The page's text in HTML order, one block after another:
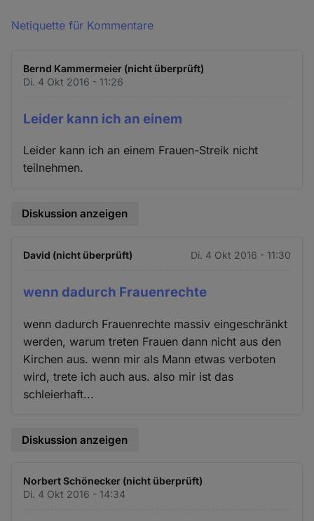
Netiquette für Kommentare
Bernd Kammermeier (nicht überprüft)
Di. 4 Okt 2016 - 11:26
Leider kann ich an einem
Leider kann ich an einem Frauen-Streik nicht
teilnehmen.
Diskussion anzeigen
David (nicht überprüft) Di. 4 Okt 2016 - 11:30
wenn dadurch Frauenrechte
wenn dadurch Frauenrechte massiv eingeschränkt
werden, warum treten Frauen dann nicht aus den
Kirchen aus. wenn mir als Mann etwas verboten
wird, trete ich auch aus. also mir ist das
schleierhaft...
Diskussion anzeigen
Norbert Schönecker (nicht überprüft)
Di. 4 Okt 2016 - 14:34